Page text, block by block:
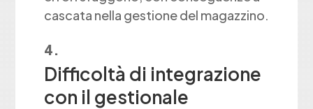
cascata nella gestione del magazzino.
Difficoltà di integrazione
con il gestionale